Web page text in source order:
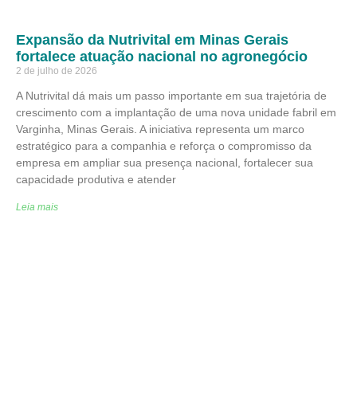
Expansão da Nutrivital em Minas Gerais
fortalece atuação nacional no agronegócio
2 de julho de 2026
A Nutrivital dá mais um passo importante em sua trajetória de
crescimento com a implantação de uma nova unidade fabril em
Varginha, Minas Gerais. A iniciativa representa um marco
estratégico para a companhia e reforça o compromisso da
empresa em ampliar sua presença nacional, fortalecer sua
capacidade produtiva e atender
Leia mais